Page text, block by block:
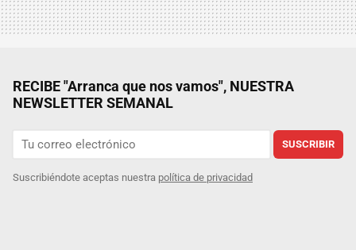
RECIBE "Arranca que nos vamos", NUESTRA
NEWSLETTER SEMANAL
SUSCRIBIR
Suscribiéndote aceptas nuestra política de privacidad